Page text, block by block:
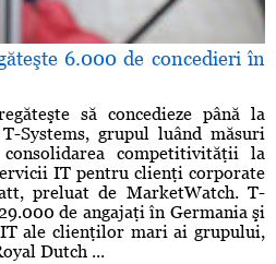
6.000 de concedieri în
să concedieze până la
Systems, grupul luând măsuri
competitivităţii la
IT pentru clienţi corporate
preluat de MarketWatch. T-
de angajaţi în Germania şi
ale clienţilor mari ai grupului,
Dutch ...